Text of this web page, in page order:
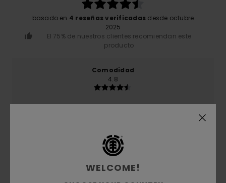
basado en 4 reseñas verificadas desde octubre
2025
El 75% de nuestros clientes recomiendan este
producto
Comodidad
4.8
Demasiado pequeño
Demasiado grandeWELCOME!